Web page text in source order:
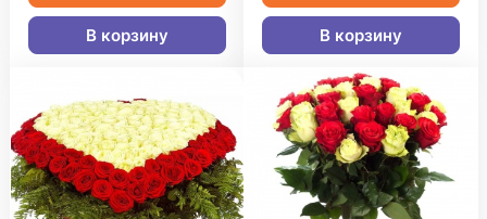
В корзину В корзину